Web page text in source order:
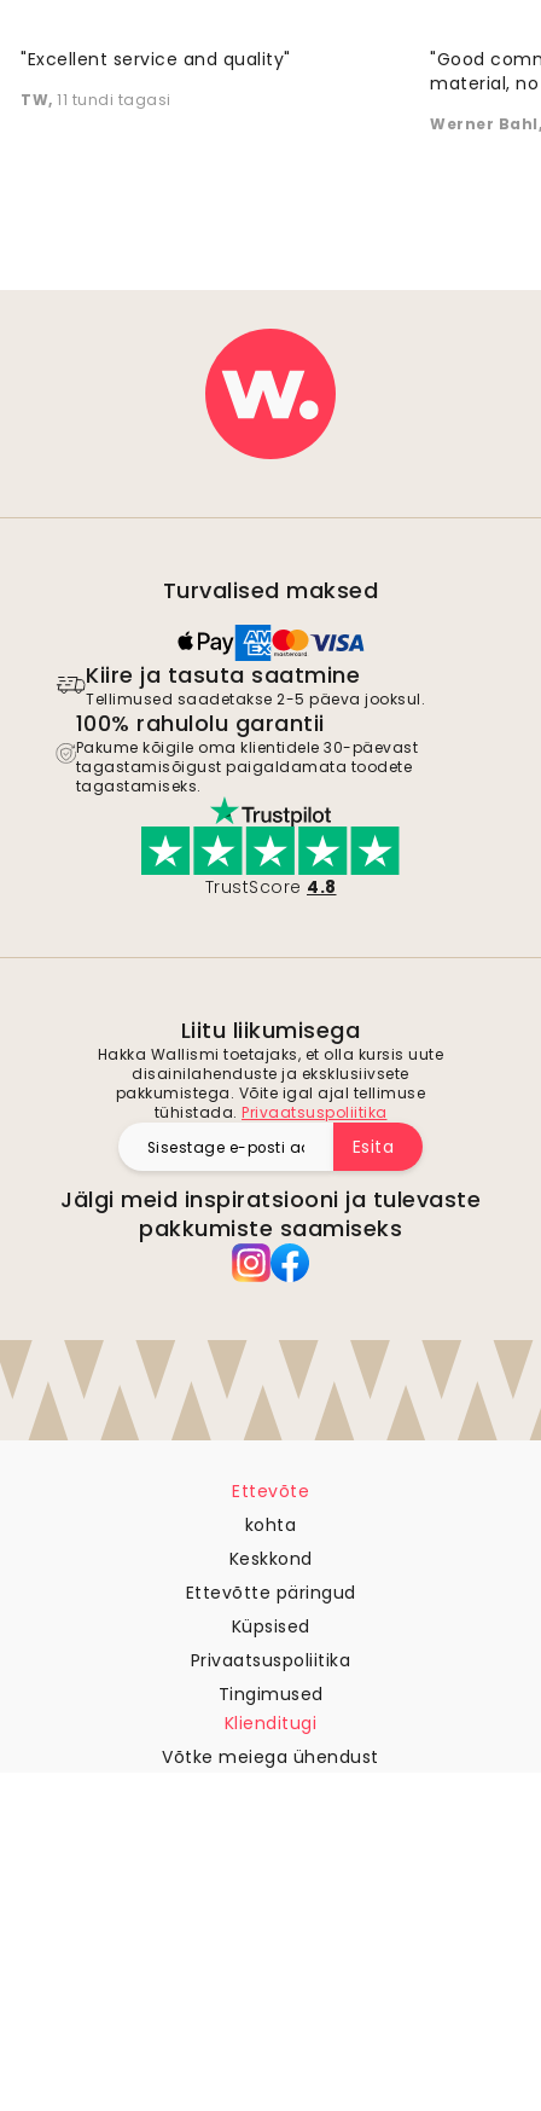
"Excellent service and quality"
TW, 11 tundi tagasi
"Good
material,
Werner Bahl
Kiire ja tasuta saatmine
Tellimused saadetakse 2-5 päeva jooksul.
100% rahulolu garantii
Pakume kõigile oma klientidele 30-päevast
tagastamisõigust paigaldamata toodete
tagastamiseks.
TrustScore 4.8
Hakka Wallismi toetajaks, et olla kursis uute
disainilahenduste ja eksklusiivsete
pakkumistega. Võite igal ajal tellimuse
tühistada.
Privaatsuspoliitika
Esita
Jälgi meid inspiratsiooni ja tulevaste
pakkumiste saamiseks
kohta
Keskkond
Ettevõtte päringud
Küpsised
Privaatsuspoliitika
Tingimused
Klienditugi
Võtke meiega ühendust
Tagastused ja tagasimaksed